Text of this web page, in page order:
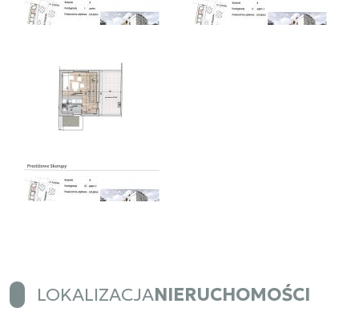
LOKALIZACJANIERUCHOMOŚCI